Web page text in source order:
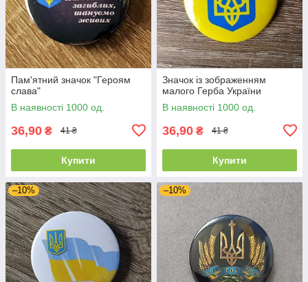
Пам'ятний значок "Героям
слава"
В наявності 1000 од.
36,90 ₴ 41 ₴
Купити
Значок із зображенням
малого Герба України
В наявності 1000 од.
36,90 ₴ 41 ₴
Купити
–10% –10%